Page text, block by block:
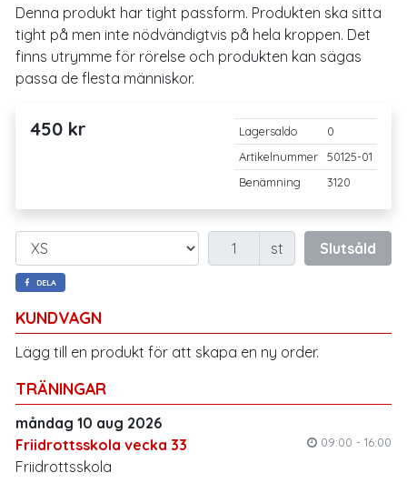
KUNDVAGN
Lägg till en produkt för att skapa en ny order.
TRÄNINGAR
måndag 10 aug 2026
Friidrottsskola vecka 33
09:00 - 16:00
Friidrottsskola
Denna produkt har tight passform. Produkten ska sitta
tight på men inte nödvändigtvis på hela kroppen. Det
finns utrymme för rörelse och produkten kan sägas
passa de flesta människor.
450 kr Lagersaldo
0
Artikelnummer
50125-01
Benämning
3120
Antal st Slutsåld
DELA